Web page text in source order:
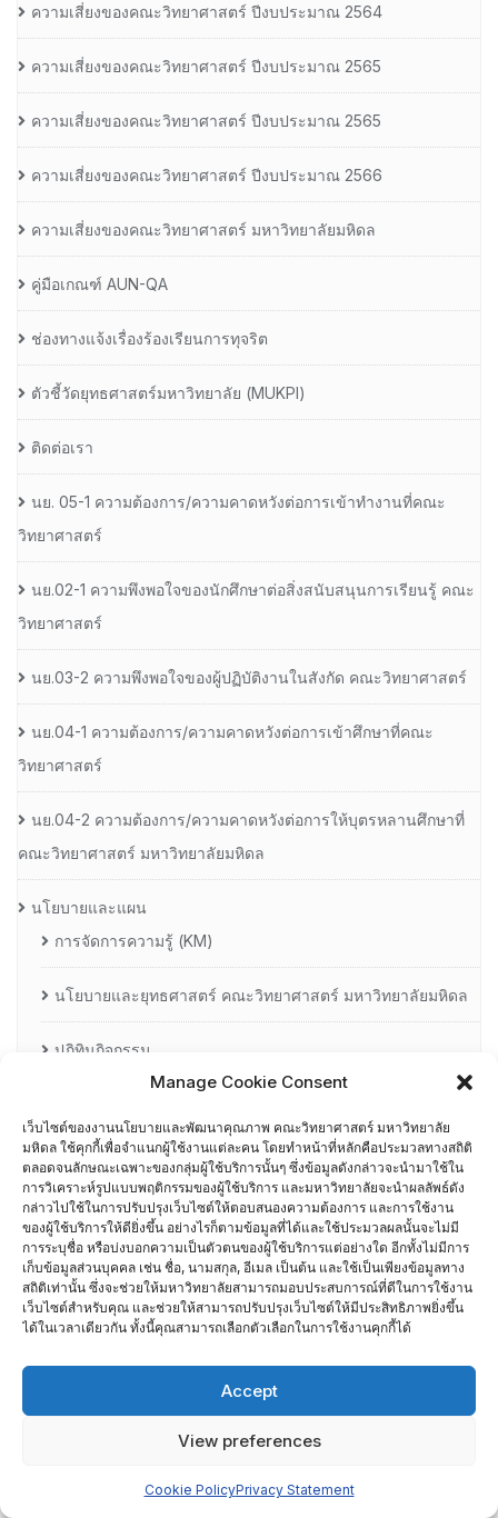
Manage Cookie Consent
เว็บไซต์ของงานนโยบายและพัฒนาคุณภาพ คณะวิทยาศาสตร์ มหาวิทยาลัย
มหิดล ใช้คุกกี้เพื่อจำแนกผู้ใช้งานแต่ละคน โดยทำหน้าที่หลักคือประมวลทางสถิติ
ตลอดจนลักษณะเฉพาะของกลุ่มผู้ใช้บริการนั้นๆ ซึ่งข้อมูลดังกล่าวจะนำมาใช้ใน
การวิเคราะห์รูปแบบพฤติกรรมของผู้ใช้บริการ และมหาวิทยาลัยจะนำผลลัพธ์ดัง
กล่าวไปใช้ในการปรับปรุงเว็บไซต์ให้ตอบสนองความต้องการ และการใช้งาน
ของผู้ใช้บริการให้ดียิ่งขึ้น อย่างไรก็ตามข้อมูลที่ได้และใช้ประมวลผลนั้นจะไม่มี
การระบุชื่อ หรือบ่งบอกความเป็นตัวตนของผู้ใช้บริการแต่อย่างใด อีกทั้งไม่มีการ
เก็บข้อมูลส่วนบุคคล เช่น ชื่อ, นามสกุล, อีเมล เป็นต้น และใช้เป็นเพียงข้อมูลทาง
สถิติเท่านั้น ซึ่งจะช่วยให้มหาวิทยาลัยสามารถมอบประสบการณ์ที่ดีในการใช้งาน
เว็บไซต์สำหรับคุณ และช่วยให้สามารถปรับปรุงเว็บไซต์ให้มีประสิทธิภาพยิ่งขึ้น
ได้ในเวลาเดียวกัน ทั้งนี้คุณสามารถเลือกตัวเลือกในการใช้งานคุกกี้ได้
Accept
View preferences
Cookie PolicyPrivacy Statement
ความเสี่ยงของคณะวิทยาศาสตร์ ปีงบประมาณ 2564
ความเสี่ยงของคณะวิทยาศาสตร์ ปีงบประมาณ 2565
ความเสี่ยงของคณะวิทยาศาสตร์ ปีงบประมาณ 2565
ความเสี่ยงของคณะวิทยาศาสตร์ ปีงบประมาณ 2566
ความเสี่ยงของคณะวิทยาศาสตร์ มหาวิทยาลัยมหิดล
คู่มือเกณฑ์ AUN-QA
ช่องทางแจ้งเรื่องร้องเรียนการทุจริต
ตัวชี้วัดยุทธศาสตร์มหาวิทยาลัย (MUKPI)
ติดต่อเรา
นย. 05-1 ความต้องการ/ความคาดหวังต่อการเข้าทำงานที่คณะ
วิทยาศาสตร์
นย.02-1 ความพึงพอใจของนักศึกษาต่อสิ่งสนับสนุนการเรียนรู้ คณะ
วิทยาศาสตร์
นย.03-2 ความพึงพอใจของผู้ปฏิบัติงานในสังกัด คณะวิทยาศาสตร์
นย.04-1 ความต้องการ/ความคาดหวังต่อการเข้าศึกษาที่คณะ
วิทยาศาสตร์
นย.04-2 ความต้องการ/ความคาดหวังต่อการให้บุตรหลานศึกษาที่
คณะวิทยาศาสตร์ มหาวิทยาลัยมหิดล
นโยบายและแผน
การจัดการความรู้ (KM)
นโยบายและยุทธศาสตร์ คณะวิทยาศาสตร์ มหาวิทยาลัยมหิดล
ปฏิทินกิจกรรม
ภาพรวมกระบวนการทำงาน
ยุทธศาสตร์
วาระการประชุม
บุคลากร
มหาวิทยาลัยมหิดล
TQA Application Report Writing
TQA Assessor